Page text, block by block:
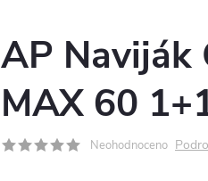
AP Naviják
MAX 60
Neohodnoceno